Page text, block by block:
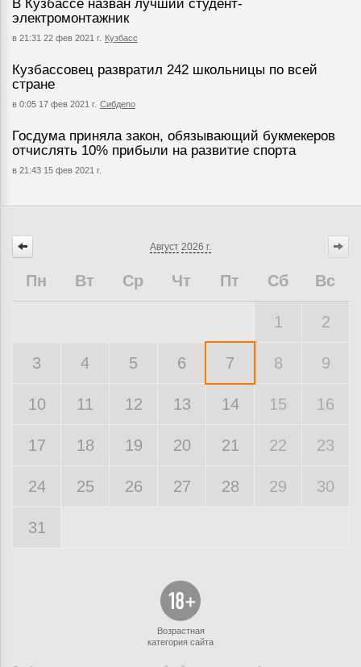
В Кузбассе назван лучший студент-
электромонтажник
в 21:31 22 фев 2021 г. Кузбасс
Кузбассовец развратил 242 школьницы по всей
стране
в 0:05 17 фев 2021 г. Сибдепо
Госдума приняла закон, обязывающий букмекеров
отчислять 10% прибыли на развитие спорта
в 21:43 15 фев 2021 г.
Август 2026 г.
Пн Вт Ср Чт Пт Сб Вс
1 2
3 4 5 6 7 8 9
10 11 12 13 14 15 16
17 18 19 20 21 22 23
24 25 26 27 28 29 30
31
Возрастная
категория сайта